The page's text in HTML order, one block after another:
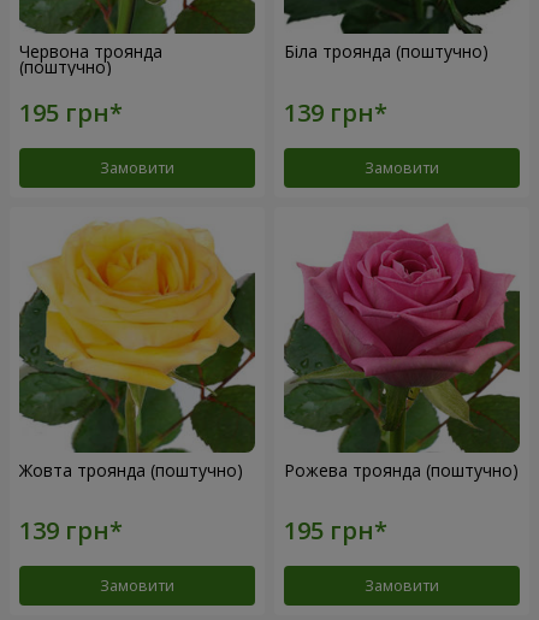
Червона троянда
(поштучно)
Замовити
Біла троянда (поштучно)
Замовити
Жовта троянда (поштучно)
Замовити
Рожева троянда (поштучно)
Замовити